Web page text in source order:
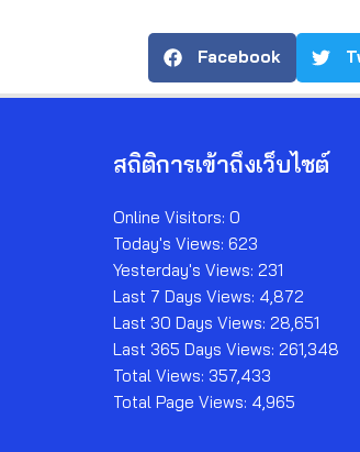
Facebook
สถิติการเข้าถึงเว็บไซต์
Online Visitors:0
Today's Views:623
Yesterday's Views:231
Last 7 Days Views: 4,872
Last 30 Days Views:28,651
Last 365 Days Views:261,348
Total Views: 357,433
Total Page Views: 4,965